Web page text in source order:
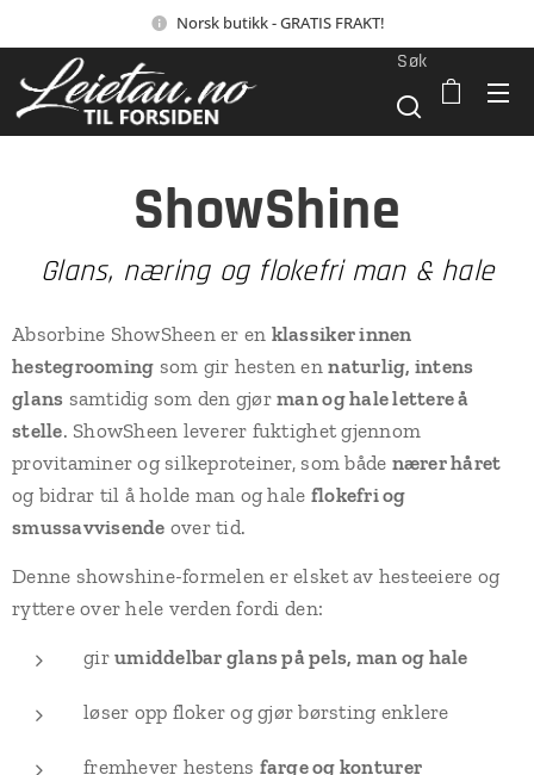
Norsk butikk - GRATIS FRAKT!
Søk
ShowShine
Glans, næring og flokefri man & hale
Absorbine ShowSheen er en klassiker innen
hestegrooming som gir hesten ennaturlig, intens
glans samtidig som den gjørman og hale lettere å
stelle. ShowSheen leverer fuktighet gjennom
provitaminer og silkeproteiner, som både nærer håret
og bidrar til å holde man og hale flokefri og
smussavvisende over tid.
Denne showshine-formelen er elsket av hesteeiere og
ryttere over hele verden fordi den:
girumiddelbar glans på pels, man og hale
løser opp floker og gjør børsting enklere
fremhever hestens farge og konturer